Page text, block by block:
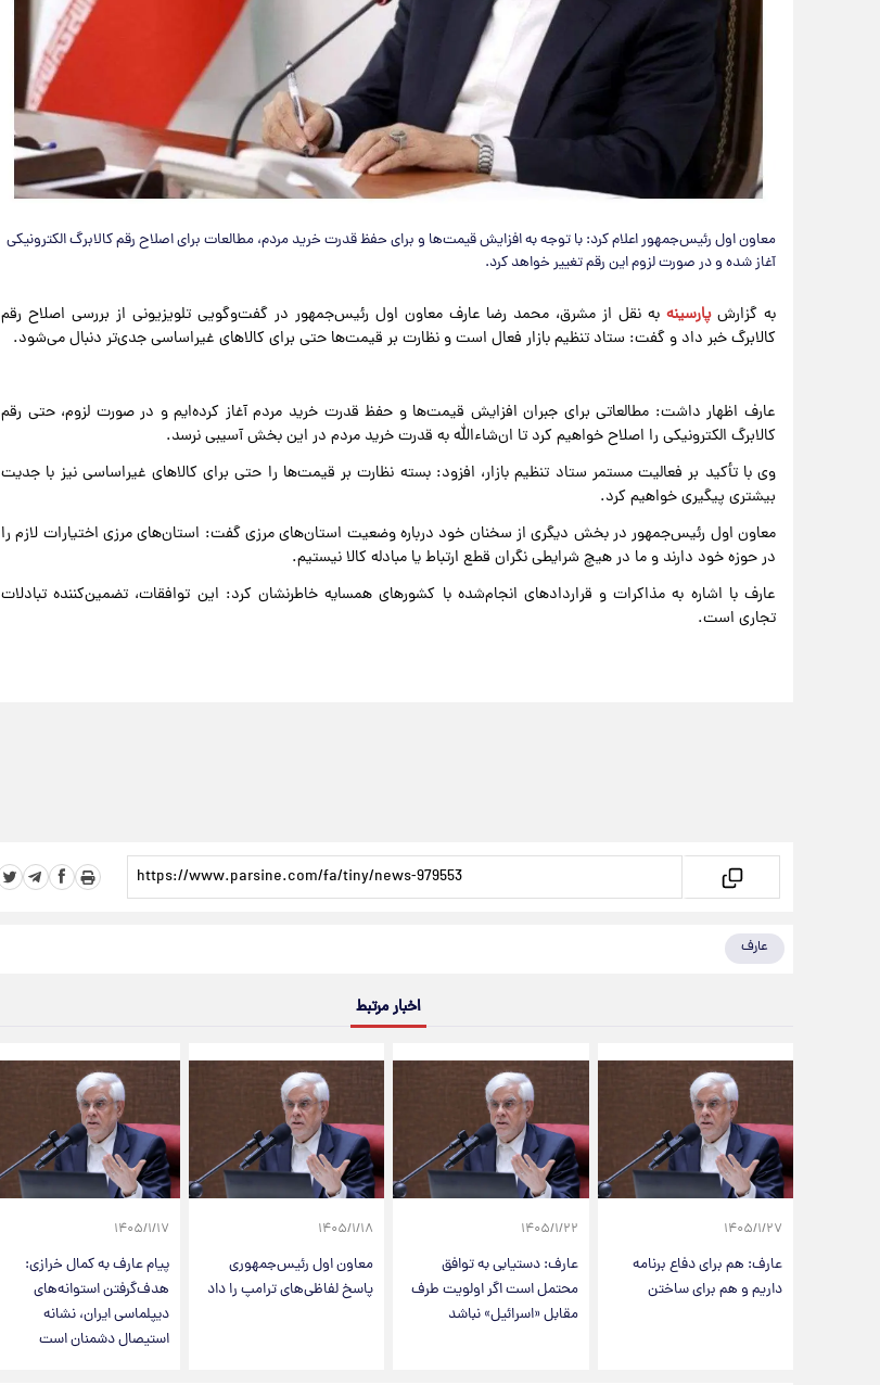
معاون اول رئیس‌جمهور اعلام کرد: با توجه به افزایش قیمت‌ها و برای حفظ قدرت خرید مردم، مطالعات برای اصلاح رقم کالابرگ الکترونیکی
آغاز شده و در صورت لزوم این رقم تغییر خواهد کرد.
به گزارش پارسینه به نقل از مشرق، محمد رضا عارف معاون اول رئیس‌جمهور در گفت‌وگویی تلویزیونی از بررسی اصلاح رقم
کالابرگ خبر داد و گفت: ستاد تنظیم بازار فعال است و نظارت بر قیمت‌ها حتی برای کالاهای غیراساسی جدی‌تر دنبال می‌شود.
عارف اظهار داشت: مطالعاتی برای جبران افزایش قیمت‌ها و حفظ قدرت خرید مردم آغاز کرده‌ایم و در صورت لزوم، حتی رقم
کالابرگ الکترونیکی را اصلاح خواهیم کرد تا ان‌شاءالله به قدرت خرید مردم در این بخش آسیبی نرسد.
وی با تأکید بر فعالیت مستمر ستاد تنظیم بازار، افزود: بسته نظارت بر قیمت‌ها را حتی برای کالاهای غیراساسی نیز با جدیت
بیشتری پیگیری خواهیم کرد.
معاون اول رئیس‌جمهور در بخش دیگری از سخنان خود درباره وضعیت استان‌های مرزی گفت: استان‌های مرزی اختیارات لازم را
در حوزه خود دارند و ما در هیچ شرایطی نگران قطع ارتباط یا مبادله کالا نیستیم.
عارف با اشاره به مذاکرات و قراردادهای انجام‌شده با کشورهای همسایه خاطرنشان کرد: این توافقات، تضمین‌کننده تبادلات
تجاری است.
عارف
اخبار مرتبط
۱۴۰۵/۱/۲۷
عارف: هم برای دفاع برنامه
داریم و هم برای ساختن
۱۴۰۵/۱/۲۲
عارف: دستیابی به توافق
محتمل است اگر اولویت طرف
مقابل «اسرائیل» نباشد
۱۴۰۵/۱/۱۸
معاون اول رئیس‌جمهوری
پاسخ لفاظی‌های ترامپ را داد
۱۴۰۵/۱/۱۷
پیام عارف به کمال خرازی:
هدف‌گرفتن استوانه‌های
دیپلماسی ایران، نشانه
استیصال دشمنان است